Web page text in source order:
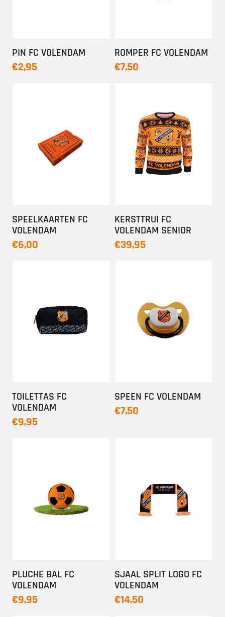
PIN FC VOLENDAM
€2,95
ROMPER FC VOLENDAM
€7,50
SPEELKAARTEN FC
VOLENDAM
€6,00
KERSTTRUI FC
VOLENDAM SENIOR
€39,95
TOILETTAS FC
VOLENDAM
€9,95
SPEEN FC VOLENDAM
€7,50
PLUCHE BAL FC
VOLENDAM
€9,95
SJAAL SPLIT LOGO FC
VOLENDAM
€14,50